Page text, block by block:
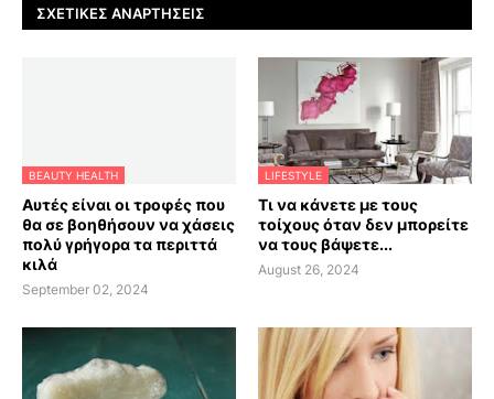
ΣΧΕΤΙΚΈΣ ΑΝΑΡΤΉΣΕΙΣ
BEAUTY HEALTH
Αυτές είναι οι τροφές που
θα σε βοηθήσουν να χάσεις
πολύ γρήγορα τα περιττά
κιλά
September 02, 2024
LIFESTYLE
Τι να κάνετε με τους
τοίχους όταν δεν μπορείτε
να τους βάψετε...
August 26, 2024